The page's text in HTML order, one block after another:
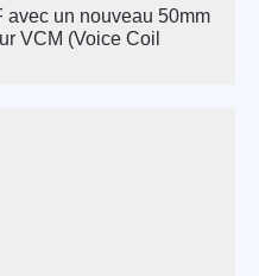
avec un nouveau 50mm
VCM (Voice Coil